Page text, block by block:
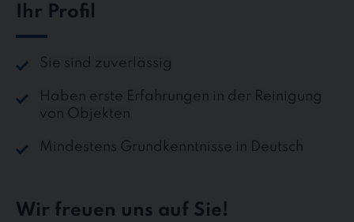
Ihr Profil
Sie sind zuverlässig
Haben erste Erfahrungen in der Reinigung
von Objekten
Mindestens Grundkenntnisse in Deutsch
Wir freuen uns auf Sie!